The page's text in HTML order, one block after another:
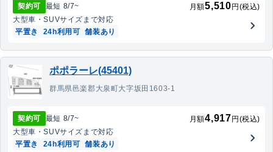
契約可 最短 8/7~ 月額5,510 円(税込)
大型車・SUVサイズまで対応
平置き
24h利用可 舗装あり
ポポラーレ(45401)
群馬県邑楽郡大泉町大字坂田1603-1
契約可 最短 8/7~ 月額4,917 円(税込)
大型車・SUVサイズまで対応
平置き
24h利用可 舗装あり